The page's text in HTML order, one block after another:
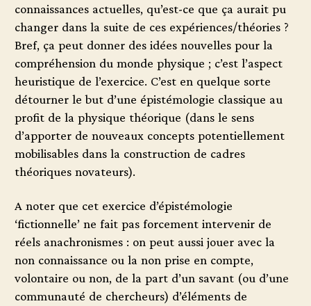
connaissances actuelles, qu’est-ce que ça aurait pu
changer dans la suite de ces expériences/théories ?
Bref, ça peut donner des idées nouvelles pour la
compréhension du monde physique ; c’est l’aspect
heuristique de l’exercice. C’est en quelque sorte
détourner le but d’une épistémologie classique au
profit de la physique théorique (dans le sens
d’apporter de nouveaux concepts potentiellement
mobilisables dans la construction de cadres
théoriques novateurs).
A noter que cet exercice d’épistémologie
‘fictionnelle’ ne fait pas forcement intervenir de
réels anachronismes : on peut aussi jouer avec la
non connaissance ou la non prise en compte,
volontaire ou non, de la part d’un savant (ou d’une
communauté de chercheurs) d’éléments de